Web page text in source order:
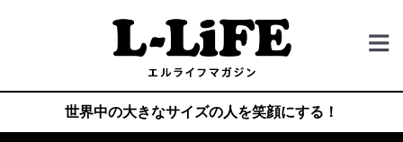
世界中の大きなサイズの人を笑顔にする！